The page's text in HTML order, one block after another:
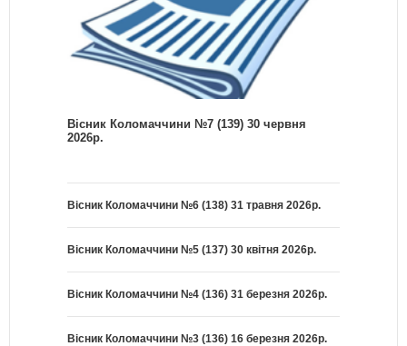
Вісник Коломаччини №7 (139) 30 червня
2026р.
Вісник Коломаччини №6 (138) 31 травня 2026р.
Вісник Коломаччини №5 (137) 30 квітня 2026р.
Вісник Коломаччини №4 (136) 31 березня 2026р.
Вісник Коломаччини №3 (136) 16 березня 2026р.